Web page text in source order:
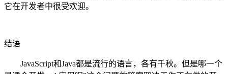
它在开发者中很受欢迎。
结语
JavaScript和Java都是流行的语言，各有千秋。但是哪一个